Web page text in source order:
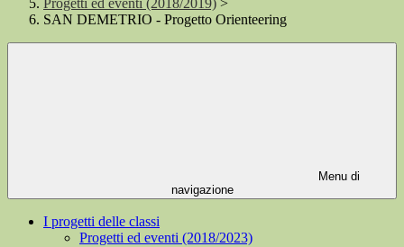
Progetti ed eventi (2018/2019) >
SAN DEMETRIO - Progetto Orienteering
Menu di
navigazione
I progetti delle classi
Progetti ed eventi (2018/2023)